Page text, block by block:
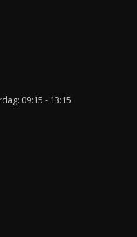
09:15 - 13:15